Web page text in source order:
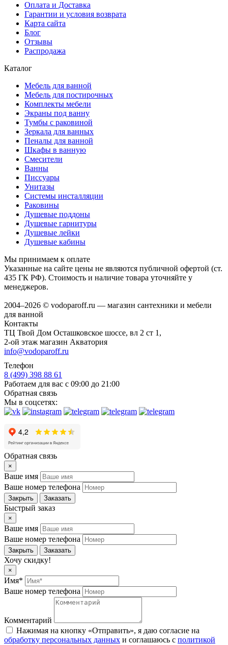
Оплата и Доставка
Гарантии и условия возврата
Карта сайта
Блог
Отзывы
Распродажа
Каталог
Мебель для ванной
Мебель для постирочных
Комплекты мебели
Экраны под ванну
Тумбы с раковиной
Зеркала для ванных
Пеналы для ванной
Шкафы в ванную
Смесители
Ванны
Писсуары
Унитазы
Системы инсталляции
Раковины
Душевые поддоны
Душевые гарнитуры
Душевые лейки
Душевые кабины
Мы принимаем к оплате
Указанные на сайте цены не являются публичной офертой (ст.
435 ГК РФ). Стоимость и наличие товара уточняйте у
менеджеров.
2004–2026 © vodoparoff.ru — магазин сантехники и мебели
для ванной
Контакты
ТЦ Твой Дом Осташковское шоссе, вл 2 ст 1,
2-ой этаж магазин Акватория
info@vodoparoff.ru
Телефон
8 (499) 398 88 61
Работаем для вас с 09:00 до 21:00
Обратная связь
Мы в соцсетях:
Обратная связь
×
Ваше имя
Ваше номер телефона
Закрыть Заказать
Быстрый заказ
×
Ваше имя
Ваше номер телефона
Закрыть Заказать
Хочу скидку!
×
Имя*
Ваше номер телефона
Комментарий
Нажимая на кнопку «Отправить», я даю согласие на
обработку персональных данных и соглашаюсь c политикой